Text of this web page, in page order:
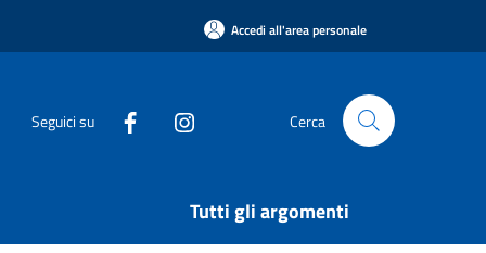
Accedi all'area personale
Seguici su Cerca
Tutti gli argomenti